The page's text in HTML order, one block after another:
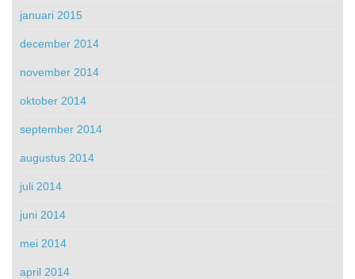
januari 2015
december 2014
november 2014
oktober 2014
september 2014
augustus 2014
juli 2014
juni 2014
mei 2014
april 2014